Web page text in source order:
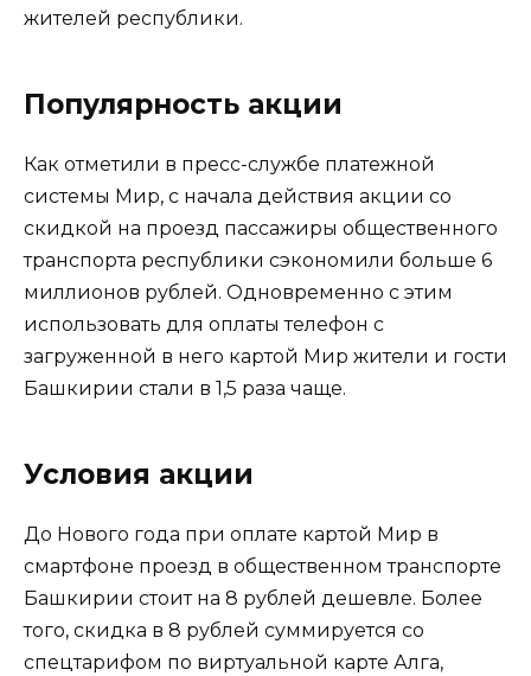
жителей республики.
Популярность акции
Как отметили в пресс-службе платежной
системы Мир, с начала действия акции со
скидкой на проезд пассажиры общественного
транспорта республики сэкономили больше 6
миллионов рублей. Одновременно с этим
использовать для оплаты телефон с
загруженной в него картой Мир жители и гости
Башкирии стали в 1,5 раза чаще.
Условия акции
До Нового года при оплате картой Мир в
смартфоне проезд в общественном транспорте
Башкирии стоит на 8 рублей дешевле. Более
того, скидка в 8 рублей суммируется со
спецтарифом по виртуальной карте Алга,